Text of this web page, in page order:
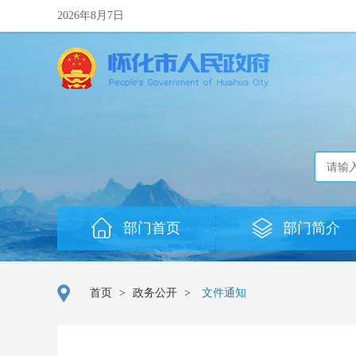
2026年8月7日
部门首页 部门简介
首页 > 政务公开 > 文件通知